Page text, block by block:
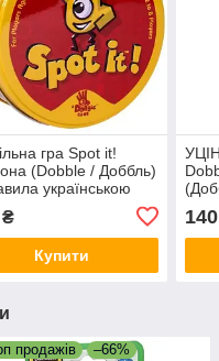
гра Spot it!
(Dobble / Доббль)
українською
Купити
140
продажів –66%